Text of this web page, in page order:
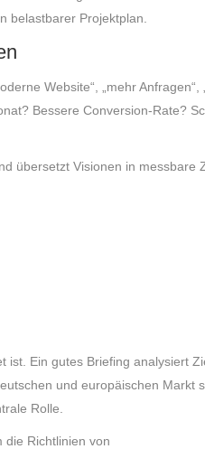
belastbarer Projektplan.
Website“, „mehr Anfragen“,
Bessere Conversion-Rate?
übersetzt Visionen in messbare
Ein gutes Briefing analysiert
und europäischen Markt
Rolle.
die Richtlinien von